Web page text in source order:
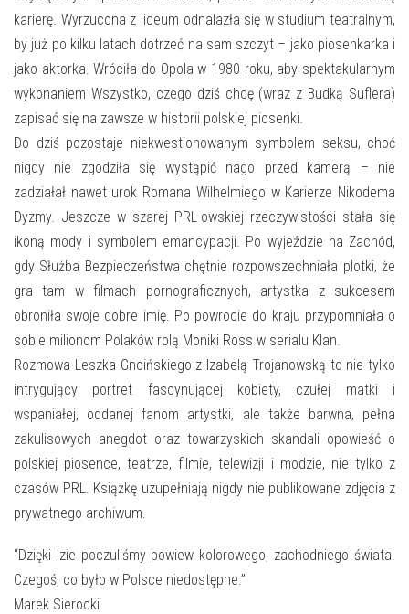
karierę. Wyrzucona z liceum od­nalazła się w studium teatralnym,
by już po kilku latach dotrzeć na sam szczyt – jako piosenkarka i
jako aktorka. Wróciła do Opola w 1980 roku, aby spektakularnym
wykonaniem Wszystko, czego dziś chcę (wraz z Budką Suflera)
zapisać się na zawsze w historii polskiej piosenki.
Do dziś pozostaje niekwestionowanym symbolem seksu, choć
nigdy nie zgodziła się wystąpić nago przed kamerą – nie
zadziałał nawet urok Romana Wilhelmiego w Karierze Nikodema
Dyzmy. Jeszcze w szarej PRL-owskiej rzeczywistości stała się
ikoną mody i symbolem emancypacji. Po wyjeździe na Zachód,
gdy Służba Bezpieczeństwa chętnie rozpowszechniała plotki, że
gra tam w filmach pornograficznych, artystka z sukcesem
obroniła swoje dobre imię. Po powrocie do kraju przypomniała o
sobie milionom Polaków rolą Moniki Ross w serialu Klan.
Rozmowa Leszka Gnoińskiego z Izabelą Trojanowską to nie tylko
intrygujący portret fascynującej kobiety, czułej matki i
wspaniałej, oddanej fanom artystki, ale także barwna, pełna
zakulisowych anegdot oraz towarzyskich skandali opowieść o
polskiej piosence, teatrze, filmie, telewizji i modzie, nie tylko z
czasów PRL. Książkę uzupełniają nigdy nie publikowane zdjęcia z
prywatnego archiwum.
“Dzięki Izie poczuliśmy powiew kolorowego, zachodniego świata.
Czegoś, co było w Polsce niedostępne.”
Marek Sierocki